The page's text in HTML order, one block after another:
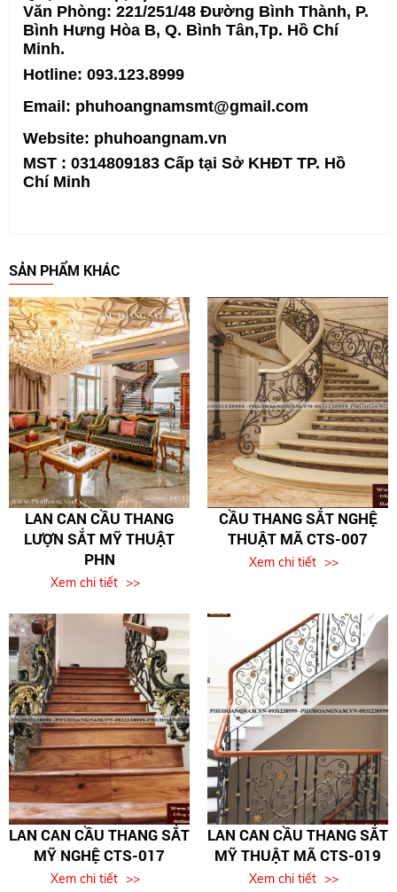
Văn Phòng: 221/251/48 Đường Bình Thành, P.
Bình Hưng Hòa B, Q. Bình Tân,Tp. Hồ Chí
Minh.
Hotline: 093.123.8999
Email: phuhoangnamsmt@gmail.com
Website: phuhoangnam.vn
MST : 0314809183 Cấp tại Sở KHĐT TP. Hồ
Chí Minh
SẢN PHẨM KHÁC
LAN CAN CẦU THANG
LƯỢN SẮT MỸ THUẬT
PHN
Xem chi tiết
CẦU THANG SẮT NGHỆ
THUẬT MÃ CTS-007
Xem chi tiết
LAN CAN CẦU THANG SẮT
MỸ NGHỆ CTS-017
Xem chi tiết
LAN CAN CẦU THANG SẮT
MỸ THUẬT MÃ CTS-019
Xem chi tiết